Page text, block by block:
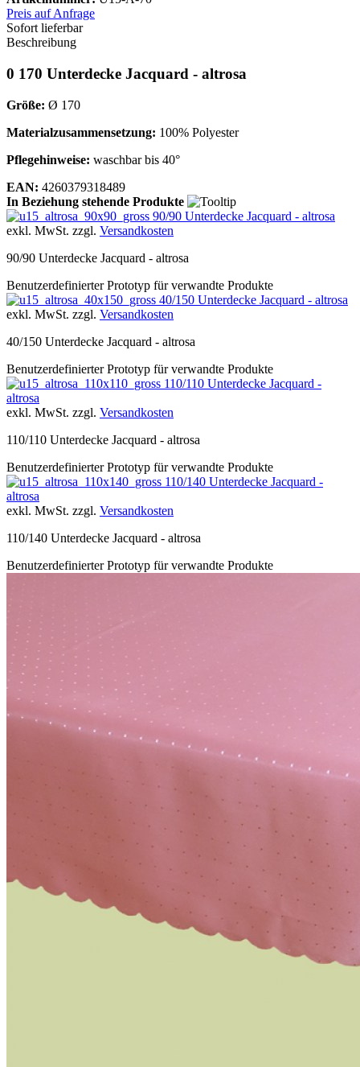
Preis auf Anfrage
Sofort lieferbar
Beschreibung
0 170 Unterdecke Jacquard - altrosa
Größe: Ø 170
Materialzusammensetzung: 100% Polyester
Pflegehinweise: waschbar bis 40°
EAN: 4260379318489
In Beziehung stehende Produkte
90/90 Unterdecke Jacquard - altrosa
exkl. MwSt. zzgl. Versandkosten
90/90 Unterdecke Jacquard - altrosa
Benutzerdefinierter Prototyp für verwandte Produkte
40/150 Unterdecke Jacquard - altrosa
exkl. MwSt. zzgl. Versandkosten
40/150 Unterdecke Jacquard - altrosa
Benutzerdefinierter Prototyp für verwandte Produkte
110/110 Unterdecke Jacquard -
altrosa
exkl. MwSt. zzgl. Versandkosten
110/110 Unterdecke Jacquard - altrosa
Benutzerdefinierter Prototyp für verwandte Produkte
110/140 Unterdecke Jacquard -
altrosa
exkl. MwSt. zzgl. Versandkosten
110/140 Unterdecke Jacquard - altrosa
Benutzerdefinierter Prototyp für verwandte Produkte